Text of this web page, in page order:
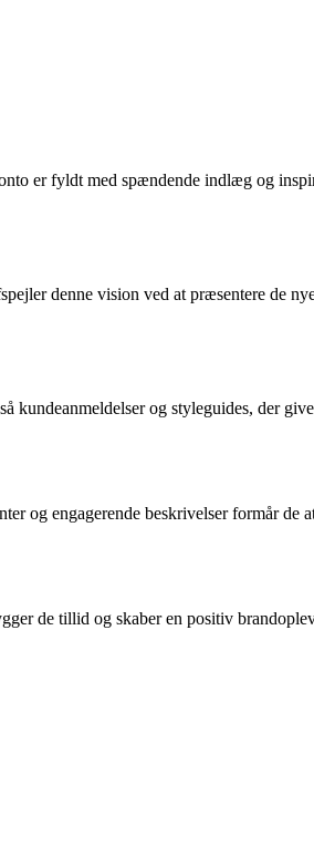
er fyldt med spændende indlæg og
denne vision ved at præsentere de
kundeanmeldelser og styleguides, der
og engagerende beskrivelser formår de
de tillid og skaber en positiv